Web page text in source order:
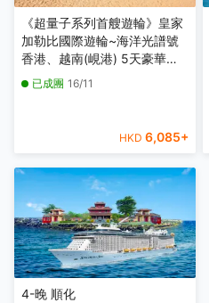
《超量子系列首艘遊輪》皇家
加勒比國際遊輪~海洋光譜號
香港、越南(峴港) 5天豪華郵
輪假期【優遊緻選】【香港啟
德郵輪碼頭往返】
已成團 16/11
HKD 6,085+
4-晚 順化